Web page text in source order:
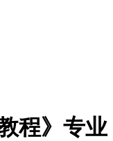
程》专业